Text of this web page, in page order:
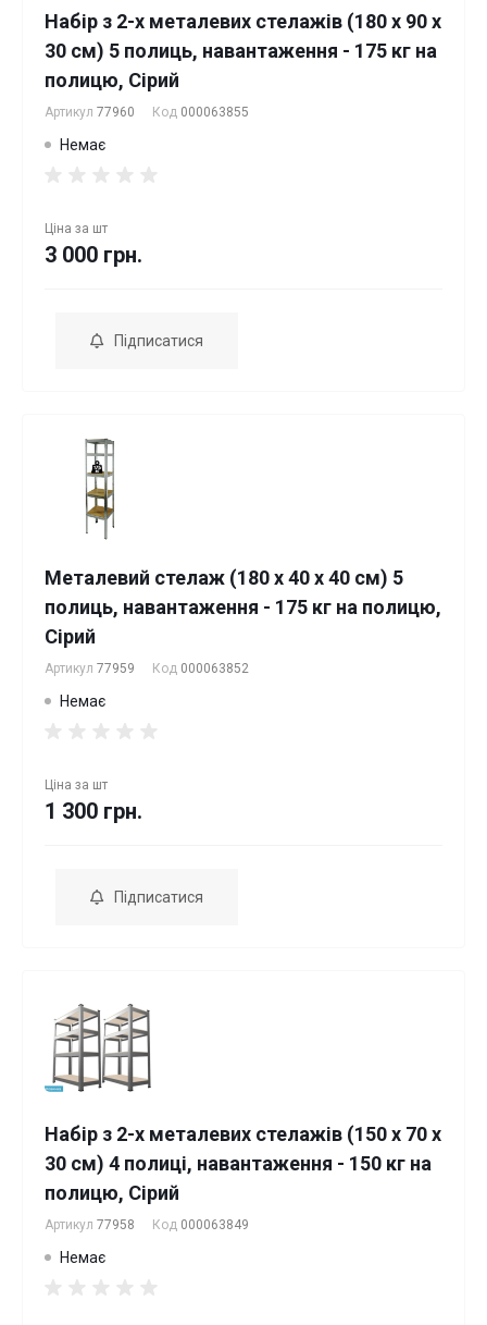
Набір з 2-х металевих стелажів (180 x 90 x
30 см) 5 полиць, навантаження - 175 кг на
полицю, Сірий
Артикул 77960 Код 000063855
Немає
Ціна за шт
3 000 грн.
Підписатися
Металевий стелаж (180 х 40 х 40 см) 5
полиць, навантаження - 175 кг на полицю,
Сірий
Артикул 77959 Код 000063852
Немає
Ціна за шт
1 300 грн.
Підписатися
Набір з 2-х металевих стелажів (150 x 70 x
30 см) 4 полиці, навантаження - 150 кг на
полицю, Сірий
Артикул 77958 Код 000063849
Немає